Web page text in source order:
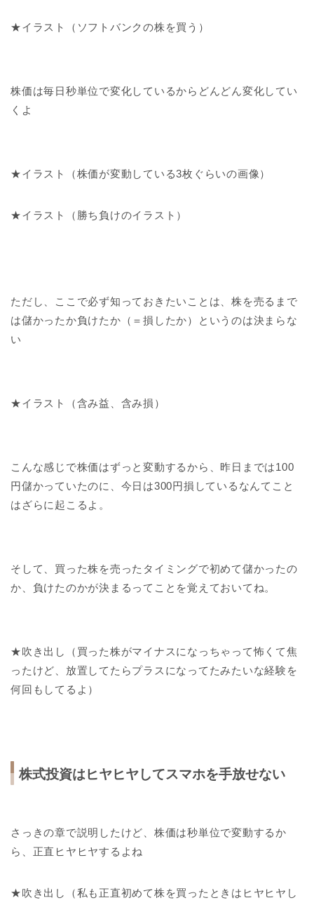
★イラスト（ソフトバンクの株を買う）
株価は毎日秒単位で変化しているからどんどん変化してい
くよ
★イラスト（株価が変動している3枚ぐらいの画像）
★イラスト（勝ち負けのイラスト）
ただし、ここで必ず知っておきたいことは、株を売るまで
は儲かったか負けたか（＝損したか）というのは決まらな
い
★イラスト（含み益、含み損）
こんな感じで株価はずっと変動するから、昨日までは100
円儲かっていたのに、今日は300円損しているなんてこと
はざらに起こるよ。
そして、買った株を売ったタイミングで初めて儲かったの
か、負けたのかが決まるってことを覚えておいてね。
★吹き出し（買った株がマイナスになっちゃって怖くて焦
ったけど、放置してたらプラスになってたみたいな経験を
何回もしてるよ）
株式投資はヒヤヒヤしてスマホを手放せない
さっきの章で説明したけど、株価は秒単位で変動するか
ら、正直ヒヤヒヤするよね
★吹き出し（私も正直初めて株を買ったときはヒヤヒヤし